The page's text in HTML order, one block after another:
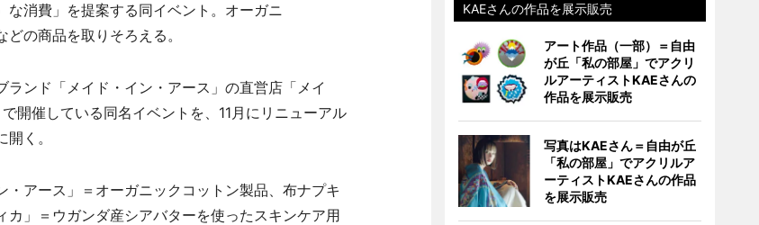
消費」を提案する同イベント。オーガニ
の商品を取りそろえる。
ンド「メイド・イン・アース」の直営店「メイ
開催している同名イベントを、11月にリニューアル
く。
アース」＝オーガニックコットン製品、布ナプキ
」＝ウガンダ産シアバターを使ったスキンケア用
KAEさんの作品を展示販売
アート作品（一部）＝自由
が丘「私の部屋」でアクリ
ルアーティストKAEさんの
作品を展示販売
写真はKAEさん＝自由が丘
「私の部屋」でアクリルア
ーティストKAEさんの作品
を展示販売